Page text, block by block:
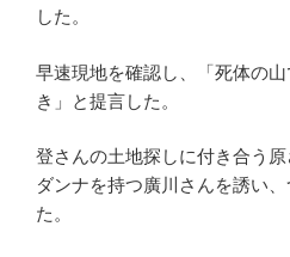
した。
早速現地を確認し、「死体の
き」と提言した。
登さんの土地探しに付き合う
ダンナを持つ廣川さんを誘い
た。